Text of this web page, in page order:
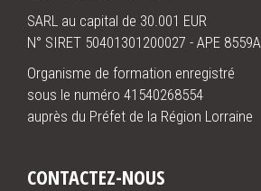
SARL au capital de 30.001 EUR
N° SIRET 50401301200027 - APE 8559A
Organisme de formation enregistré
sous le numéro 41540268554
auprès du Préfet de la Région Lorraine
CONTACTEZ-NOUS